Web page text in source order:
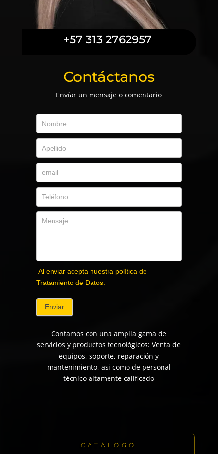
+57 313 2762957
Contáctanos
Envíar un mensaje o comentario
Al enviar acepta nuestra política de
Tratamiento de Datos.
Enviar
Contamos con una amplia gama de
servicios y productos tecnológicos: Venta de
equipos, soporte, reparación y
mantenimiento, asi como de personal
técnico altamente calificado
CATÁLOGO